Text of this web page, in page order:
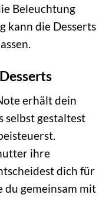
Beleuchtung
kann die Desserts
erhält dein
selbst gestaltest
ihre
dich für
du gemeinsam mit